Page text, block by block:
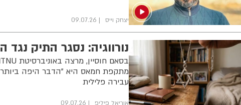
יצחק וייס 09.07.26
נורווגיה: נסגר התיק נגד
מתקפת חמאס היא "הדבר היפה
עבירה פלילית
אוריאל פיליפ 09.07.26